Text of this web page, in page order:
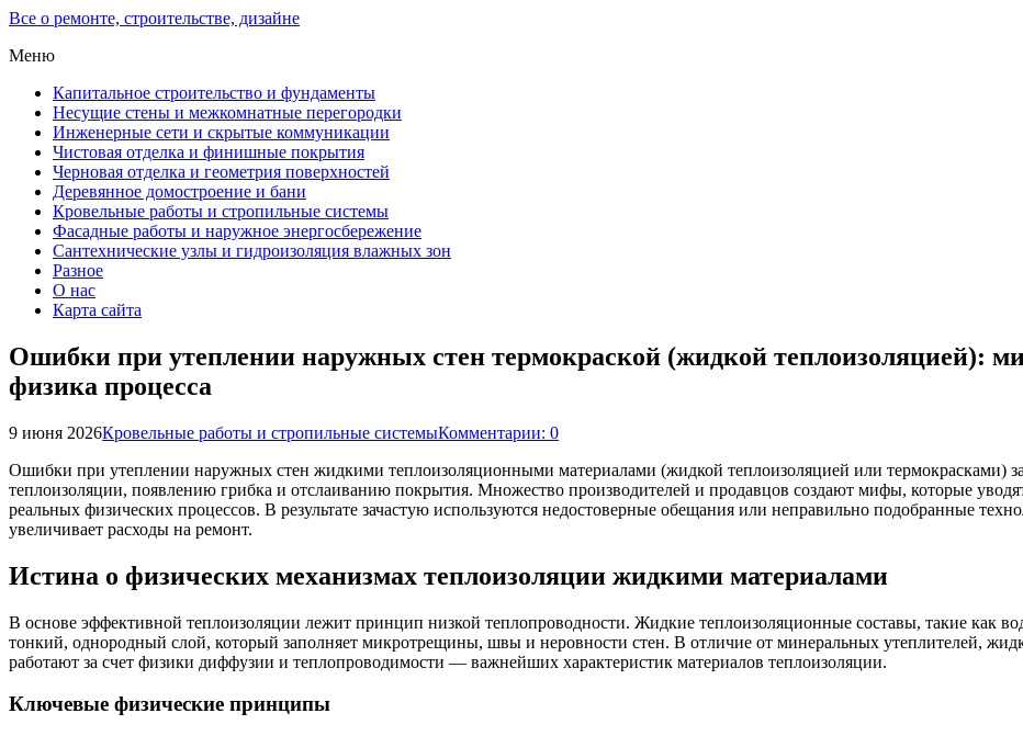
Все о ремонте, строительстве, дизайне
Меню
Капитальное строительство и фундаменты
Несущие стены и межкомнатные перегородки
Инженерные сети и скрытые коммуникации
Чистовая отделка и финишные покрытия
Черновая отделка и геометрия поверхностей
Деревянное домостроение и бани
Кровельные работы и стропильные системы
Фасадные работы и наружное энергосбережение
Сантехнические узлы и гидроизоляция влажных зон
Разное
О нас
Карта сайта
Ошибки при утеплении наружных стен термокраской (жидкой теплоизоляцией):
физика процесса
9 июня 2026Кровельные работы и стропильные системыКомментарии: 0
Ошибки при утеплении наружных стен жидкими теплоизоляционными материалами (жидкой теплоизоляцией или термокрасками)
теплоизоляции, появлению грибка и отслаиванию покрытия. Множество производителей и продавцов создают мифы, которые
реальных физических процессов. В результате зачастую используются недостоверные обещания или неправильно подобранные
увеличивает расходы на ремонт.
Истина о физических механизмах теплоизоляции жидкими материалами
В основе эффективной теплоизоляции лежит принцип низкой теплопроводности. Жидкие теплоизоляционные составы, такие как
тонкий, однородный слой, который заполняет микротрещины, швы и неровности стен. В отличие от минеральных утеплителей,
работают за счет физики диффузии и теплопроводимости — важнейших характеристик материалов теплоизоляции.
Ключевые физические принципы